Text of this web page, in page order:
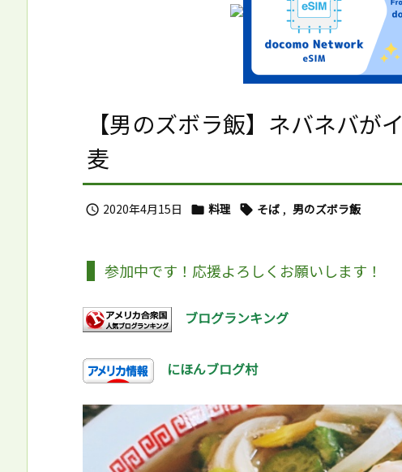
【男のズボラ飯】ネバネバが
麦
 2020年4月15日  料理  そば , 男のズボラ飯
参加中です！応援よろしくお願いします！
ブログランキング
にほんブログ村